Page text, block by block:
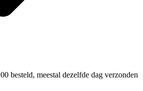
besteld, meestal dezelfde dag verzonden